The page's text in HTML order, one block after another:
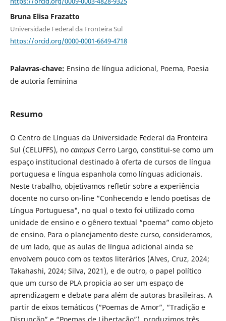
Bruna Elisa Frazatto
Universidade Federal da Fronteira Sul
https://orcid.org/0000-0001-6649-4718
Palavras-chave: Ensino de língua adicional, Poema, Poesia
de autoria feminina
Resumo
O Centro de Línguas da Universidade Federal da Fronteira
Sul (CELUFFS), no campus Cerro Largo, constitui-se como um
espaço institucional destinado à oferta de cursos de língua
portuguesa e língua espanhola como línguas adicionais.
Neste trabalho, objetivamos refletir sobre a experiência
docente no curso on-line “Conhecendo e lendo poetisas de
Língua Portuguesa", no qual o texto foi utilizado como
unidade de ensino e o gênero textual “poema” como objeto
de ensino. Para o planejamento deste curso, consideramos,
de um lado, que as aulas de língua adicional ainda se
envolvem pouco com os textos literários (Alves, Cruz, 2024;
Takahashi, 2024; Silva, 2021), e de outro, o papel político
que um curso de PLA propicia ao ser um espaço de
aprendizagem e debate para além de autoras brasileiras. A
partir de eixos temáticos (“Poemas de Amor”, “Tradição e